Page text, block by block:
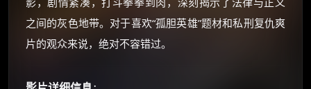
之间的灰色地带。对于喜欢“孤胆英雄”题材和私刑复仇爽
片的观众来说，绝对不容错过。